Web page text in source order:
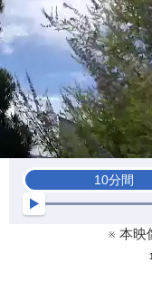
10分間
※ 本映